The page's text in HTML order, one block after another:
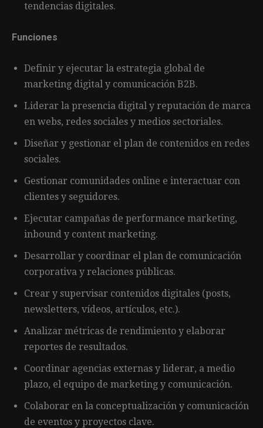
tendencias digitales.
Funciones
Definir y ejecutar la estrategia global de
marketing digital y comunicación B2B.
Liderar la presencia digital y reputación de marca
en webs, redes sociales y medios sectoriales.
Diseñar y gestionar el plan de contenidos en redes
sociales.
Gestionar comunidades online e interactuar con
clientes y seguidores.
Ejecutar campañas de performance marketing,
inbound y content marketing.
Desarrollar y coordinar el plan de comunicación
corporativa y relaciones públicas.
Crear y supervisar contenidos digitales (posts,
newsletters, vídeos, artículos, etc.).
Analizar métricas de rendimiento y elaborar
reportes de resultados.
Coordinar agencias externas y liderar, a medio
plazo, el equipo de marketing y comunicación.
Colaborar en la conceptualización y comunicación
de eventos y proyectos clave.